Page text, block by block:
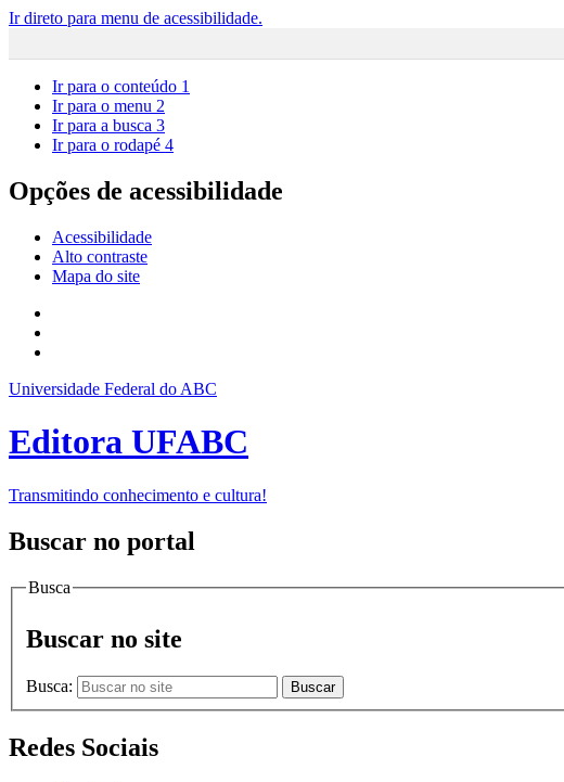
Ir direto para menu de acessibilidade.
Ir para o conteúdo 1
Ir para o menu 2
Ir para a busca 3
Ir para o rodapé 4
Opções de acessibilidade
Acessibilidade
Alto contraste
Mapa do site
Universidade Federal do ABC
Editora UFABC
Transmitindo conhecimento e cultura!
Buscar no portal
Busca
Buscar no site
Busca: Buscar
Redes Sociais